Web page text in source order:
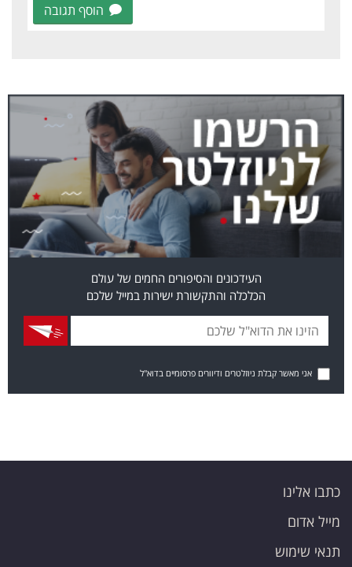
הוסף תגובה
העידכונים והסיפורים החמים של עולם
הכלכלה והתקשורת ישירות במייל שלכם
אני מאשר קבלת ניוזלטרים ודיוורים פרסומיים בדוא"ל
כתבו אלינו
מייל אדום
תנאי שימוש